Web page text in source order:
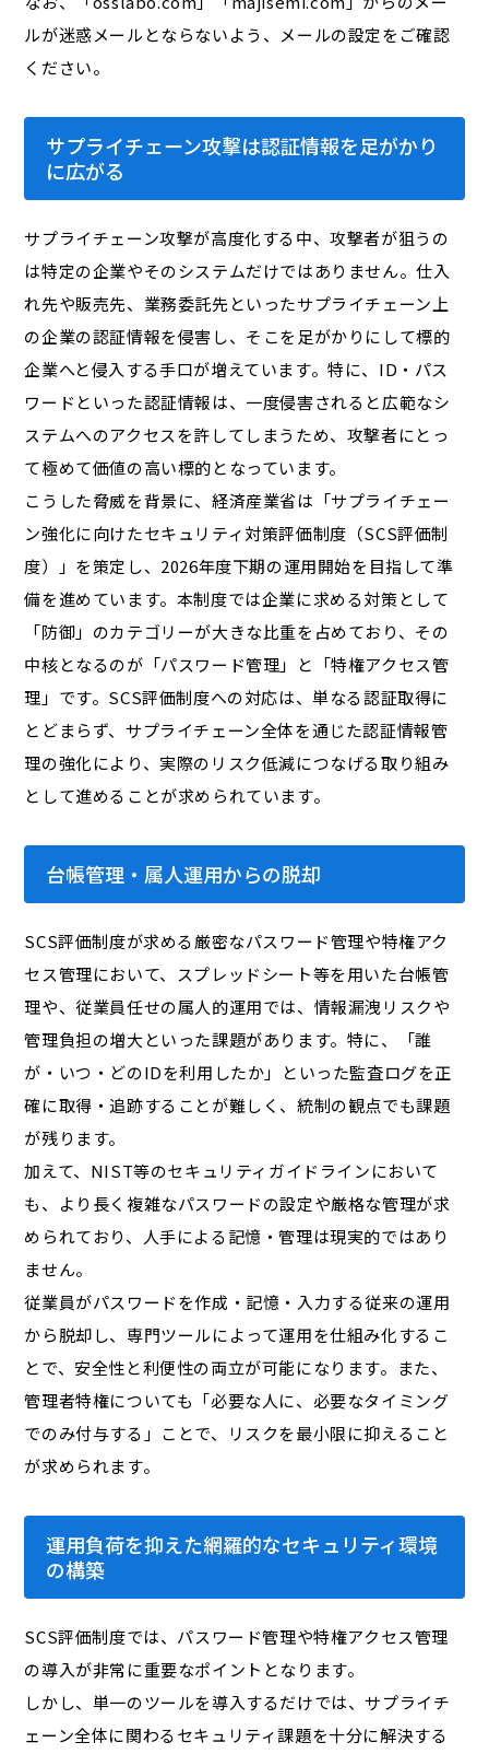
ルが迷惑メールとならないよう、メールの設定をご確認
ください。
サプライチェーン攻撃は認証情報を足がかり
に広がる
サプライチェーン攻撃が高度化する中、攻撃者が狙うの
は特定の企業やそのシステムだけではありません。仕入
れ先や販売先、業務委託先といったサプライチェーン上
の企業の認証情報を侵害し、そこを足がかりにして標的
企業へと侵入する手口が増えています。特に、ID・パス
ワードといった認証情報は、一度侵害されると広範なシ
ステムへのアクセスを許してしまうため、攻撃者にとっ
て極めて価値の高い標的となっています。
こうした脅威を背景に、経済産業省は「サプライチェー
ン強化に向けたセキュリティ対策評価制度（SCS評価制
度）」を策定し、2026年度下期の運用開始を目指して準
備を進めています。本制度では企業に求める対策として
「防御」のカテゴリーが大きな比重を占めており、その
中核となるのが「パスワード管理」と「特権アクセス管
理」です。SCS評価制度への対応は、単なる認証取得に
とどまらず、サプライチェーン全体を通じた認証情報管
理の強化により、実際のリスク低減につなげる取り組み
として進めることが求められています。
台帳管理・属人運用からの脱却
SCS評価制度が求める厳密なパスワード管理や特権アク
セス管理において、スプレッドシート等を用いた台帳管
理や、従業員任せの属人的運用では、情報漏洩リスクや
管理負担の増大といった課題があります。特に、「誰
が・いつ・どのIDを利用したか」といった監査ログを正
確に取得・追跡することが難しく、統制の観点でも課題
が残ります。
加えて、NIST等のセキュリティガイドラインにおいて
も、より長く複雑なパスワードの設定や厳格な管理が求
められており、人手による記憶・管理は現実的ではあり
ません。
従業員がパスワードを作成・記憶・入力する従来の運用
から脱却し、専門ツールによって運用を仕組み化するこ
とで、安全性と利便性の両立が可能になります。また、
管理者特権についても「必要な人に、必要なタイミング
でのみ付与する」ことで、リスクを最小限に抑えること
が求められます。
運用負荷を抑えた網羅的なセキュリティ環境
の構築
SCS評価制度では、パスワード管理や特権アクセス管理
の導入が非常に重要なポイントとなります。
しかし、単一のツールを導入するだけでは、サプライチ
ェーン全体に関わるセキュリティ課題を十分に解決する